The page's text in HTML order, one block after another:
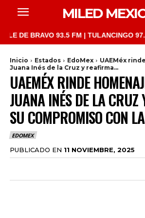
MILED
BRAVO 93.5 FM | TULANCINGO 97.1
Inicio Estados EdoMex
UAEMéx
Juana Inés de la Cruz y reafirma...
UAEMÉX RINDE
JUANA INÉS DE LA CRUZ
SU COMPROMISO CON
EDOMEX
PUBLICADO EN 11 NOVIEMBRE, 2025